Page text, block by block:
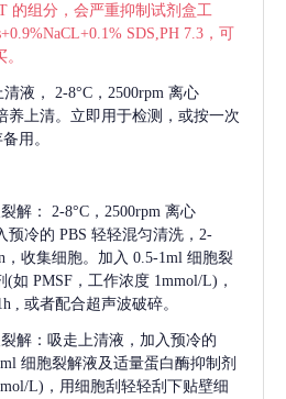
的组分，会严重抑制试剂盒工
SDS,PH 7.3，可
液，
2-8°C，2500rpm 离心
养上清。立即用于检测，或按一次
用。
解：
2-8°C，2500rpm 离心
预冷的 PBS 轻轻混匀清洗，2-
，收集细胞。加入 0.5-1ml 细胞裂
如 PMSF，工作浓度 1mmol/L)，
, 或者配合超声波破碎。
解：吸走上清液，加入预冷的
细胞裂解液及适量蛋白酶抑制剂
L)，用细胞刮轻轻刮下贴壁细